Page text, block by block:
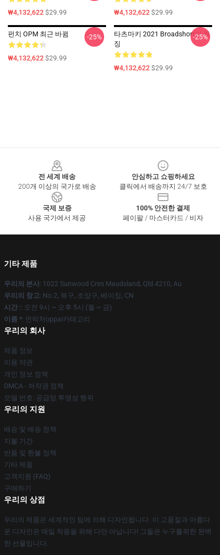
₩4,132,622$29.99 ₩4,132,622$29.99
펀치 OPM 최근 바뀜
₩4,132,622$29.99
-25%
타츠마키 2021 Broadshort의 특
징
₩4,132,622$29.99
-25%
전 세계 배송
200개 이상의 국가로 배송
안심하고 쇼핑하세요
클릭에서 배송까지 24/7 보호
국제 보증
사용 국가에서 제공
100% 안전한 결제
페이팔 / 마스터카드 / 비자
기타 제품
우리의 본사: 1022 Sunwood Cres Maudsland, Qld 4210, Au
우리의 창고: No.2, 북구, 조양구, 베이징, CN
시간 :: 오전 9시 ~ 오후 5시 (월 ~ 금)
이름 *: 연락처oppai카테고리
우리의 회사
제품 정보
이용 약관
개인 정보 정책
DMCA - 저작권 정책
모델 번호: 공급망 투명성 행위
우리의 지원
배송 및 배송 정책
지불 기간
반품 및 환불 정책
기타 제품
고객지원 (FAQ)
구매하기
우리의 상점
우리의 제품은 세계적인 팀에 의해 디자인됩니다. 이 고품질과 아름다
운 디자인은 매일 착용을 위해 다만 아닙니다! 그들은 누구를위한 완벽
한 선물입니다.